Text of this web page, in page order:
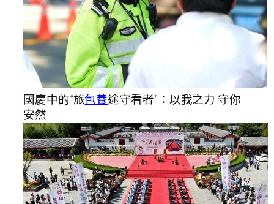
國慶中的“旅包養途守看者”：以我之力 守你
安然